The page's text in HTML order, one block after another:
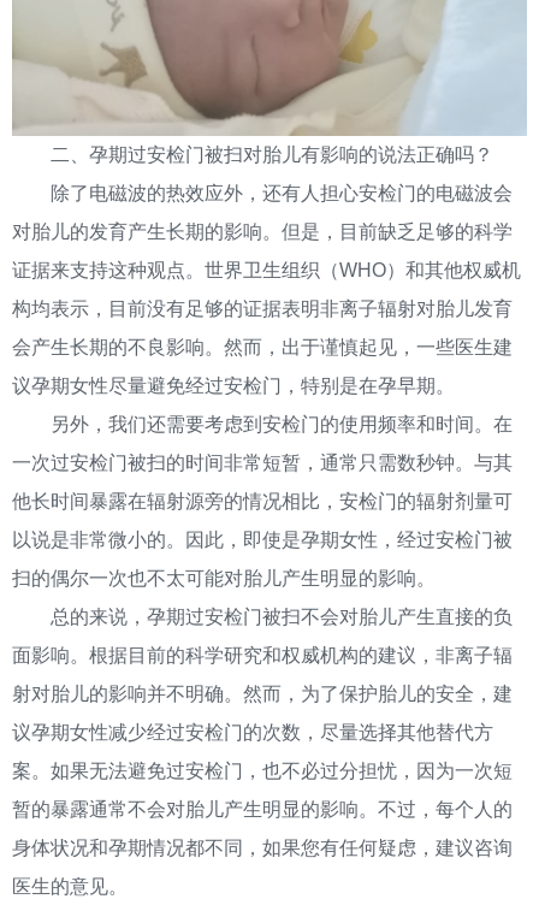
二、孕期过安检门被扫对胎儿有影响的说法正确吗？
除了电磁波的热效应外，还有人担心安检门的电磁波会
对胎儿的发育产生长期的影响。但是，目前缺乏足够的科学
证据来支持这种观点。世界卫生组织（WHO）和其他权威机
构均表示，目前没有足够的证据表明非离子辐射对胎儿发育
会产生长期的不良影响。然而，出于谨慎起见，一些医生建
议孕期女性尽量避免经过安检门，特别是在孕早期。
另外，我们还需要考虑到安检门的使用频率和时间。在
一次过安检门被扫的时间非常短暂，通常只需数秒钟。与其
他长时间暴露在辐射源旁的情况相比，安检门的辐射剂量可
以说是非常微小的。因此，即使是孕期女性，经过安检门被
扫的偶尔一次也不太可能对胎儿产生明显的影响。
总的来说，孕期过安检门被扫不会对胎儿产生直接的负
面影响。根据目前的科学研究和权威机构的建议，非离子辐
射对胎儿的影响并不明确。然而，为了保护胎儿的安全，建
议孕期女性减少经过安检门的次数，尽量选择其他替代方
案。如果无法避免过安检门，也不必过分担忧，因为一次短
暂的暴露通常不会对胎儿产生明显的影响。不过，每个人的
身体状况和孕期情况都不同，如果您有任何疑虑，建议咨询
医生的意见。